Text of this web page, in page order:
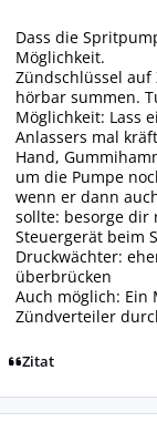
Dass die
Möglichkeit.
Zündschlüssel auf
hörbar summen.
Möglichkeit: Lass
Anlassers mal
Hand,
um die Pumpe
wenn er dann
sollte: besorge dir
Steuergerät beim
Druckwächter:
überbrücken
Auch möglich: Ein
Zündverteiler
Zitat